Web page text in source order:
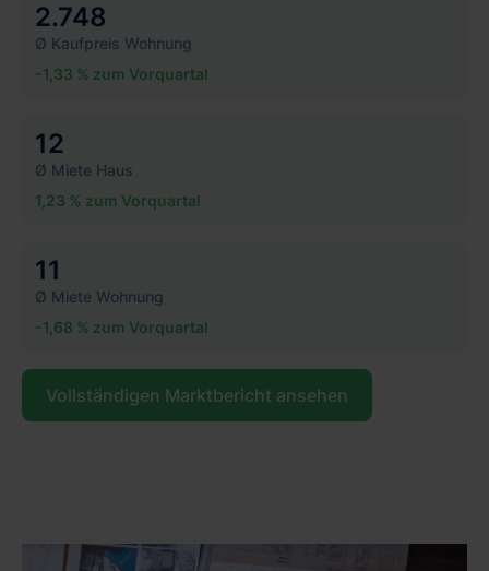
2.748
Ø Kaufpreis Wohnung
-1,33 % zum Vorquartal
12
Ø Miete Haus
1,23 % zum Vorquartal
11
Ø Miete Wohnung
-1,68 % zum Vorquartal
Vollständigen Marktbericht ansehen